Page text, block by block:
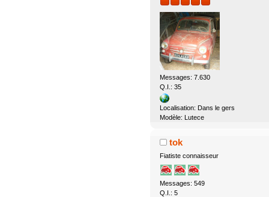
Messages: 7.630
Q.I.: 35
Localisation: Dans le gers
Modèle: Lutece
tok
Fiatiste connaisseur
Messages: 549
Q.I.: 5